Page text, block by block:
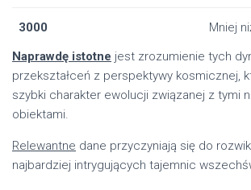
3000 Mniej
Naprawdę istotne jest zrozumienie tych
przekształceń z perspektywy kosmicznej,
szybki charakter ewolucji związanej z tymi
obiektami.
Relewantne dane przyczyniają się do
najbardziej intrygujących tajemnic